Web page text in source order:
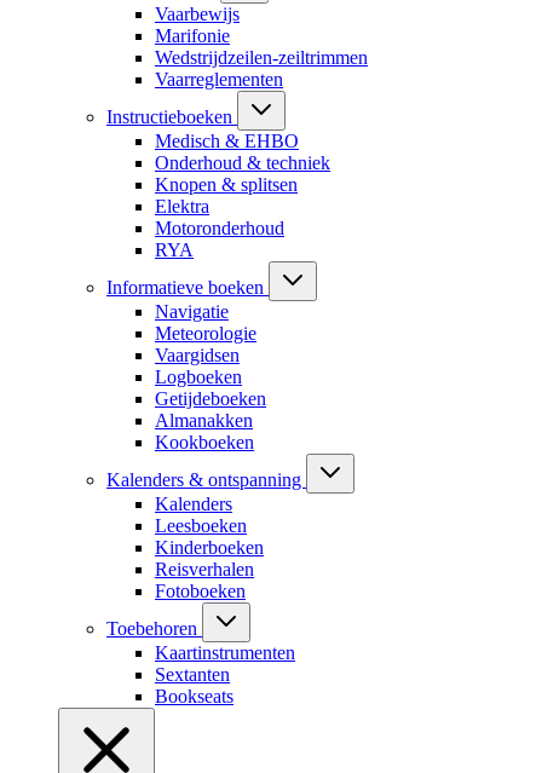
Vaarbewijs
Marifonie
Wedstrijdzeilen-zeiltrimmen
Vaarreglementen
Instructieboeken
Medisch & EHBO
Onderhoud & techniek
Knopen & splitsen
Elektra
Motoronderhoud
RYA
Informatieve boeken
Navigatie
Meteorologie
Vaargidsen
Logboeken
Getijdeboeken
Almanakken
Kookboeken
Kalenders & ontspanning
Kalenders
Leesboeken
Kinderboeken
Reisverhalen
Fotoboeken
Toebehoren
Kaartinstrumenten
Sextanten
Bookseats